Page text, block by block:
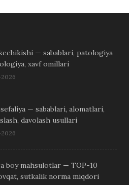
— sabablari, patologiya
xavf omillari
— sabablari, alomatlari,
davolash usullari
boy mahsulotlar — TOP-10
sutkalik norma miqdori